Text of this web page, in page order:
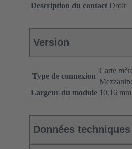
Description du contact Droit
Version
Type de connexion
Carte
Largeur du module 10.16 mm
Données techniques